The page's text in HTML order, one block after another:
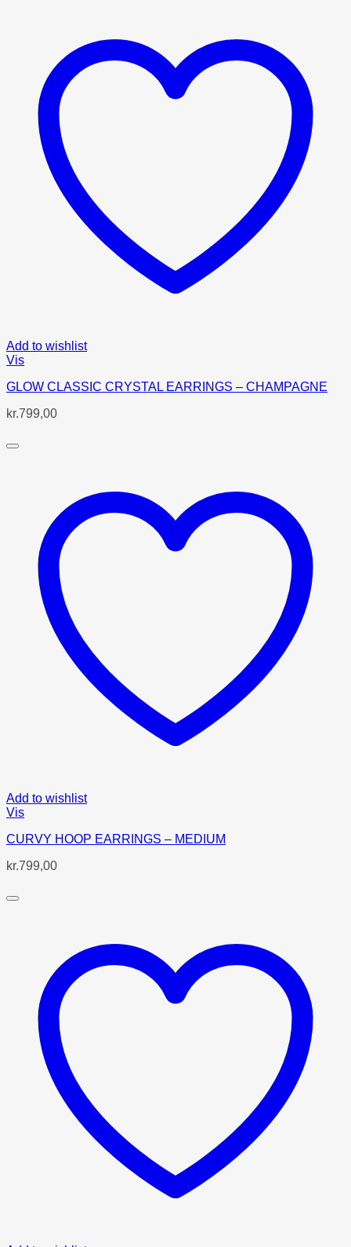
Add to wishlist
Vis
GLOW CLASSIC CRYSTAL EARRINGS – CHAMPAGNE
kr.799,00
Add to wishlist
Vis
CURVY HOOP EARRINGS – MEDIUM
kr.799,00